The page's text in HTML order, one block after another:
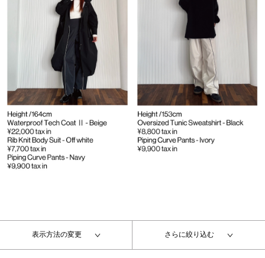
表示方法の変更 さらに絞り込む